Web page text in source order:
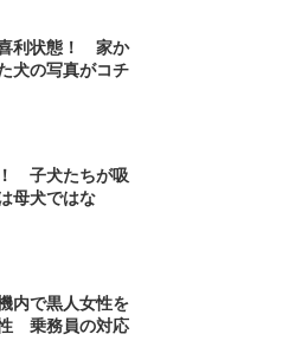
利状態！ 家か
犬の写真がコチ
子犬たちが吸
母犬ではな
内で黒人女性を
乗務員の対応